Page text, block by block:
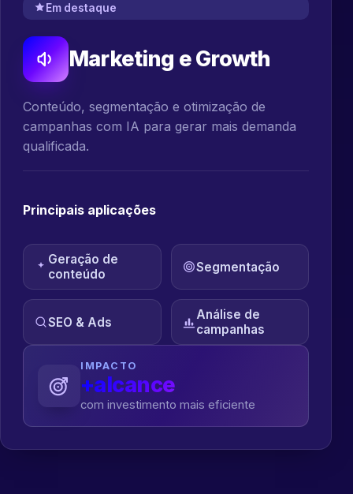
Em destaque
Marketing e Growth
Conteúdo, segmentação e otimização de
campanhas com IA para gerar mais demanda
qualificada.
Principais aplicações
Geração de
conteúdo
Segmentação
SEO & Ads
Análise de
campanhas
IMPACTO
+alcance
com investimento mais eficiente